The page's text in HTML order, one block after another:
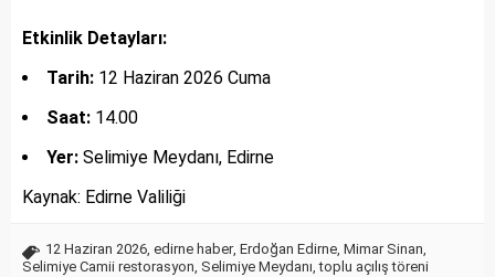
Etkinlik Detayları:
Tarih: 12 Haziran 2026 Cuma
Saat: 14.00
Yer: Selimiye Meydanı, Edirne
Kaynak: Edirne Valiliği
12 Haziran 2026, edirne haber, Erdoğan Edirne, Mimar Sinan,
Selimiye Camii restorasyon, Selimiye Meydanı,toplu açılış töreni